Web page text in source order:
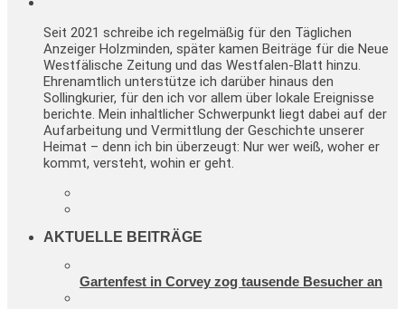
Seit 2021 schreibe ich regelmäßig für den Täglichen
Anzeiger Holzminden, später kamen Beiträge für die Neue
Westfälische Zeitung und das Westfalen-Blatt hinzu.
Ehrenamtlich unterstütze ich darüber hinaus den
Sollingkurier, für den ich vor allem über lokale Ereignisse
berichte. Mein inhaltlicher Schwerpunkt liegt dabei auf der
Aufarbeitung und Vermittlung der Geschichte unserer
Heimat – denn ich bin überzeugt: Nur wer weiß, woher er
kommt, versteht, wohin er geht.
AKTUELLE BEITRÄGE
Gartenfest in Corvey zog tausende Besucher an